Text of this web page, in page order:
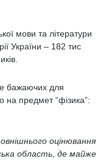
мови та літератури
України – 182 тис
бажаючих для
на предмет “фізика”:
оцінювання
область, де майже